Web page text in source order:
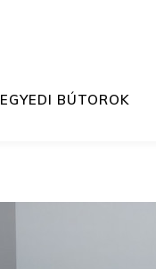
EGYEDI BÚTOROK